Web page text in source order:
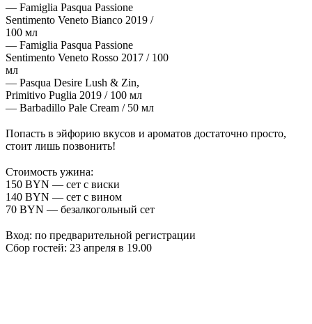
— Famiglia Pasqua Passione
Sentimento Veneto Bianco 2019 /
100 мл
— Famiglia Pasqua Passione
Sentimento Veneto Rosso 2017 / 100
мл
— Pasqua Desire Lush & Zin,
Primitivo Puglia 2019 / 100 мл
— Barbadillo Pale Cream / 50 мл
Попасть в эйфорию вкусов и ароматов достаточно просто,
стоит лишь позвонить!
Стоимость ужина:
150 BYN — сет с виски
140 BYN — сет с вином
70 BYN — безалкогольный сет
Вход: по предварительной регистрации
Сбор гостей: 23 апреля в 19.00